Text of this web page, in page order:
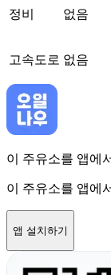
정비 없음
고속도로 없음
이 주유소를 앱에
이 주유소를 앱에
앱 설치하기